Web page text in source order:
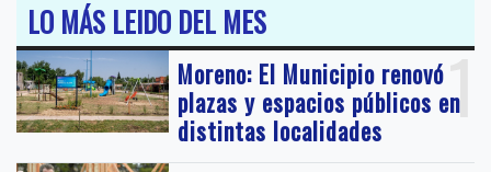
LO MÁS LEIDO DEL MES
1
Moreno: El Municipio renovó
plazas y espacios públicos en
distintas localidades